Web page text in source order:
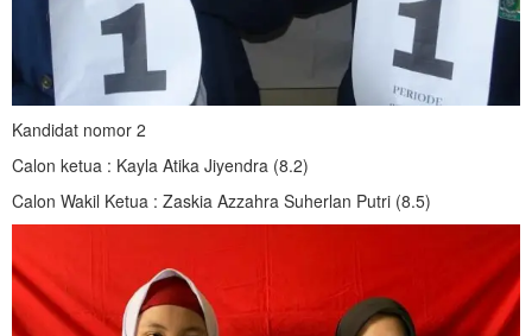
Kandidat nomor 2
Calon ketua : Kayla Atika Jiyendra (8.2)
Calon Wakil Ketua : Zaskia Azzahra Suherlan Putri (8.5)